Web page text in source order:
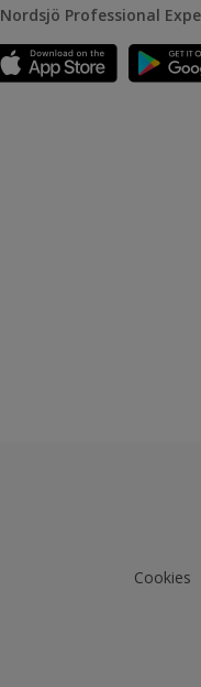
Nordsjö Professional
Cookies